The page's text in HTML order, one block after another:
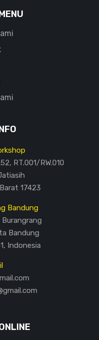
RT.001/RW.010
17423
Bandung
Bandung
Indonesia